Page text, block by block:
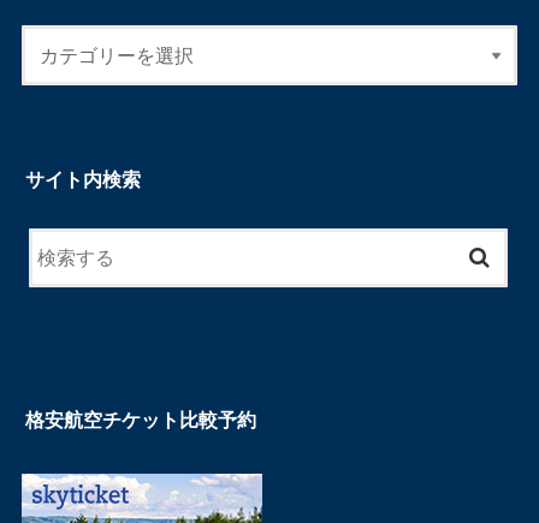
サイト内検索
格安航空チケット比較予約